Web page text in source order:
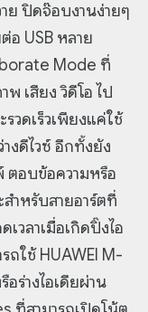
ย ปิดจ๊อบงานง่ายๆ
อ USB หลาย
Mode ที่
พ เสียง วิดีโอ ไป
วดเร็วเพียงแค่ใช้
างดีไวซ์ อีกทั้งยัง
ตอบข้อความหรือ
ำหรับสายอาร์ตที่
วลาเมื่อเกิดปิ๊งไอ
ถใช้ HUAWEI M-
ร่างไอเดียผ่าน